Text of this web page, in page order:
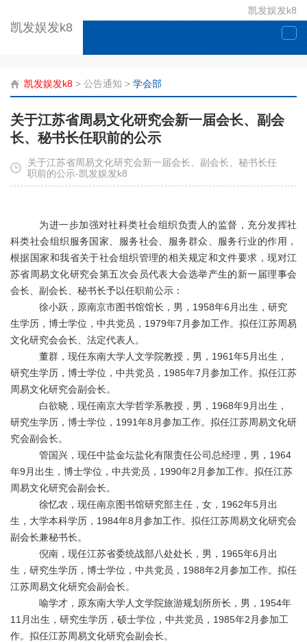
凯发娱发k8
凯发娱发k8
凯发娱发k8 > 公告通知 > 学会部
关于江苏省周易文化研究会新一届会长、副会
长、秘书长任职前的公示
关于江苏省周易文化研究会新一届会长、副会长、秘书长任
职前的公示-凯发娱发k8
为进一步加强对社科类社会组织负责人 的监督，充分发挥社
科类社会组织服务国家、服务社会、服务群众、服务行业的作用，
根据国家和我省关于社会组织管理的相关规定和文件要求，现对江
苏省周易文化研究会第五次会员代表大会选举产生的新一届理事会
会长、副会长、秘书长予以任职前公示：
徐小跃 ， 原南京市图书馆馆长 ，男 ， 1958年6 月出生，研究
生学历， 博士学位，中共党员， 1979年7 月参加工作。拟任江苏周易
文化研究会会长、法定代表人。
董群 ，现任东南大学人文学院教授，男， 1961年5月出生，
研究生学历， 博士学位，中共党员， 1985年7 月参加工作。拟任江苏
周易文化研究会副会长。
白欲晓 ，现任南京大学哲学系教授 ，男， 1968年9 月出生，
研究生学历， 博士学位， 1991年8 月参加工作。拟任江苏周易文化研
究会副会长。
管国兴 ，现任中盐金坛盐化有限责任公司总经理 ，男， 1964
年9 月出生， 博士学位 ，中共党员， 1990年2 月参加工作。拟任江苏
周易文化研究会副会长。
徐忆农 ，现任南京图书馆研究部主任 ，女 ， 1962年5月出
生，大学本科学历， 1984年8 月参加工作。拟任江苏周易文化研究会
副会长兼秘书长。
倪南 ，现任江苏省委统战部八处处长 ，男， 1965年6 月出
生， 研究生学历，博士学位，中共党员，1988年2 月参加工作。拟任
江苏周易文化研究会副会长。
喻学才 ， 原东南大学人文学院旅游规划所所长 ，男， 1954年
11 月出生，研究生学历， 硕士学位，中共党员， 1985年2 月参加工
作。拟任江苏周易文化研究会副会长。